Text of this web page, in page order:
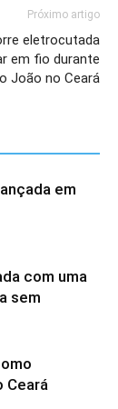
Próximo artigo
eletrocutada
em fio durante
João no Ceará
em
com uma
sem
Ceará